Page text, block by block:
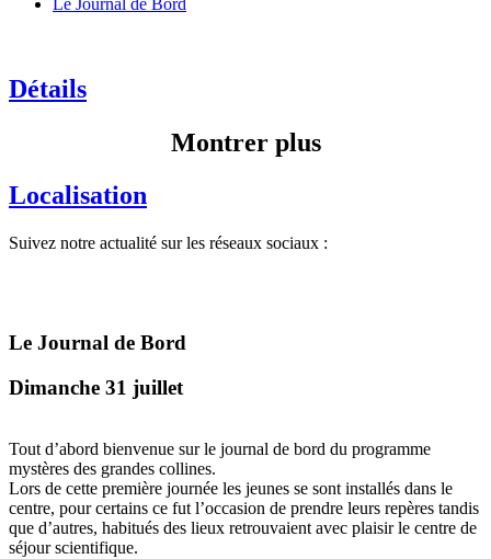
Le Journal de Bord
Détails
Montrer plus
Localisation
Suivez notre actualité sur les réseaux sociaux :
Le Journal de Bord
Dimanche 31 juillet
Tout d’abord bienvenue sur le journal de bord du programme
mystères des grandes collines.
Lors de cette première journée les jeunes se sont installés dans le
centre, pour certains ce fut l’occasion de prendre leurs repères tandis
que d’autres, habitués des lieux retrouvaient avec plaisir le centre de
séjour scientifique.